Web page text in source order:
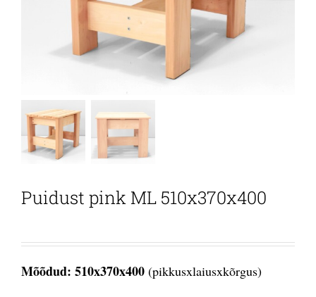
Puidust pink ML 510x370x400
Mõõdud: 510x370x400 (pikkusxlaiusxkõrgus)